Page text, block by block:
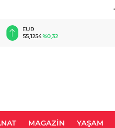
GBP
64,3468%0,38
MAGAZİN YAŞAM